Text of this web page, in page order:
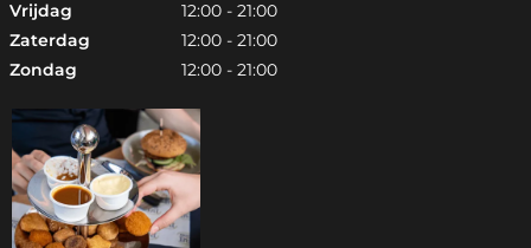
Vrijdag
Zaterdag
Zondag
12:00 - 21:00
12:00 - 21:00
12:00 - 21:00